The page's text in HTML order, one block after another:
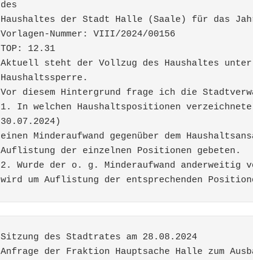
des
Haushaltes der Stadt Halle (Saale) für das
Vorlagen-Nummer: VIII/2024/00156
TOP: 12.31
Aktuell steht der Vollzug des Haushaltes unter
Haushaltssperre.
Vor diesem Hintergrund frage ich die
1. In welchen Haushaltspositionen
30.07.2024)
einen Minderaufwand gegenüber dem
Auflistung der einzelnen Positionen gebeten.
2. Wurde der o. g. Minderaufwand anderweitig
wird um Auflistung der entsprechenden
Sitzung des Stadtrates am 28.08.2024
Anfrage der Fraktion Hauptsache Halle zum